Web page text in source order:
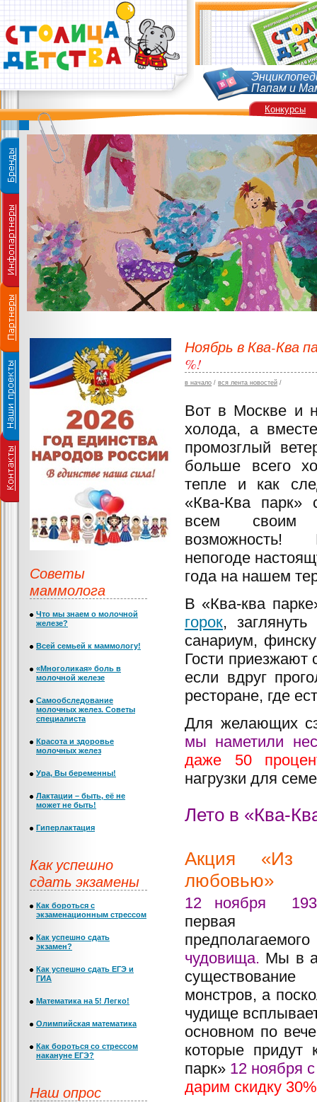
Папам и
Ноябрь в Ква-Ква
%!
в начало / вся лента новостей /
Вот в Москве и
холода, а
промозглый
больше всего
тепле и как
«Ква-Ква парк»
всем своим
непогоде
года на нашем
В «Ква-ква
горок,
санариум,
Гости
если вдруг
ресторане, где
Для желающих
мы наметили
даже 50
нагрузки для
Лето в «Ква-
Акция «Из
любовью»
12 ноября
первая
чудовища. Мы в
монстров, а
чудище
основном по
которые
парк» 12 ноября
дарим скидку 30%
Советы
маммолога
Что мы знаем о молочной
железе?
Всей семьей к маммологу!
«Многоликая» боль в
молочной железе
Самообследование
молочных желез. Советы
специалиста
Красота и здоровье
молочных желез
Ура, Вы беременны!
Лактации – быть, её не
может не быть!
Гиперлактация
Как успешно
сдать экзамены
Как бороться с
экзаменационным стрессом
Как успешно сдать
экзамен?
Как успешно сдать ЕГЭ и
ГИА
Математика на 5! Легко!
Олимпийская математика
Как бороться со стрессом
накануне ЕГЭ?
Наш опрос
Конкурсы